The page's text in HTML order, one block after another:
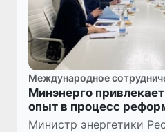
Международное
Минэнерго
опыт в процесс
Министр энергетики